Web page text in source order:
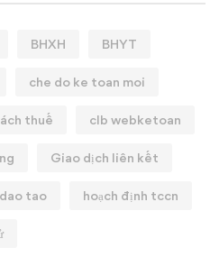
BHXH BHYT
che do ke toan moi
thuế clb webketoan
Giao dịch liên kết
tao hoạch định tccn